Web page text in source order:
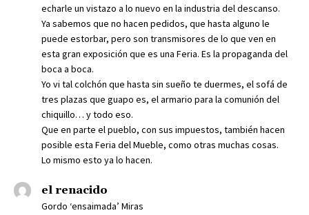
echarle un vistazo a lo nuevo en la industria del descanso.
Ya sabemos que no hacen pedidos, que hasta alguno le
puede estorbar, pero son transmisores de lo que ven en
esta gran exposición que es una Feria. Es la propaganda del
boca a boca.
Yo vi tal colchón que hasta sin sueño te duermes, el sofá de
tres plazas que guapo es, el armario para la comunión del
chiquillo… y todo eso.
Que en parte el pueblo, con sus impuestos, también hacen
posible esta Feria del Mueble, como otras muchas cosas.
Lo mismo esto ya lo hacen.
el renacido
Gordo ‘ensaimada’ Miras